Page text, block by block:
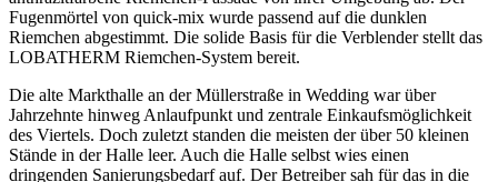
Fugenmörtel von quick-mix wurde passend auf die dunklen
Riemchen abgestimmt. Die solide Basis für die Verblender stellt das
LOBATHERM Riemchen-System bereit.
Die alte Markthalle an der Müllerstraße in Wedding war über
Jahrzehnte hinweg Anlaufpunkt und zentrale Einkaufsmöglichkeit
des Viertels. Doch zuletzt standen die meisten der über 50 kleinen
Stände in der Halle leer. Auch die Halle selbst wies einen
dringenden Sanierungsbedarf auf. Der Betreiber sah für das in die